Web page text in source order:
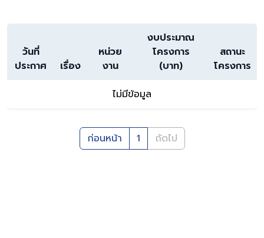
วันที่
ประกาศ
เรื่อง
หน่วย
งาน
งบประมาณ
โครงการ
(บาท)
สถานะ
โครงการ
ไม่มีข้อมูล
ก่อนหน้า 1 ถัดไป